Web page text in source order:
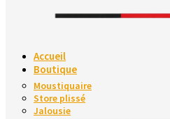
Accueil
Boutique
Moustiquaire
Store plissé
Jalousie